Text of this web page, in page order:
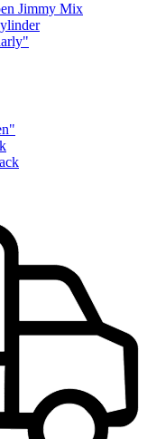
Jimmy Mix